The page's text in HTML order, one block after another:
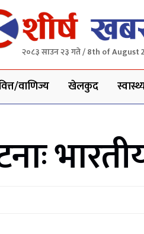
२०८३ साउन २३ गते / 8th of August
वाणिज्य खेलकुद